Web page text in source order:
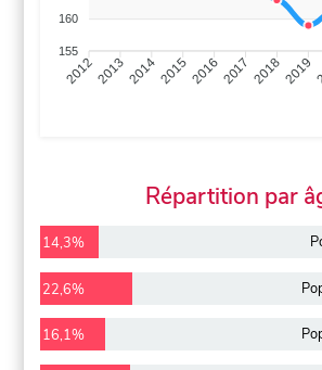
160
155
201220132014201520162017 20182019
Répartition par
14,3%
22,6%
16,1%